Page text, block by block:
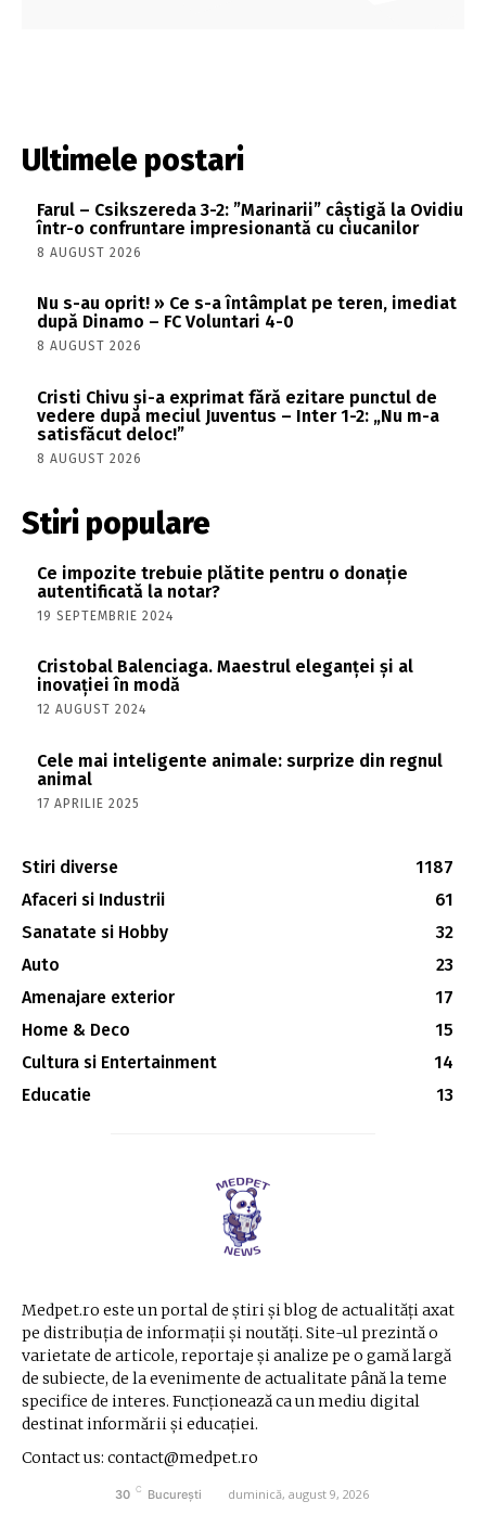
Ultimele postari
Farul – Csikszereda 3-2: ”Marinarii” câștigă la Ovidiu
într-o confruntare impresionantă cu ciucanilor
8 AUGUST 2026
Nu s-au oprit! » Ce s-a întâmplat pe teren, imediat
după Dinamo – FC Voluntari 4-0
8 AUGUST 2026
Cristi Chivu și-a exprimat fără ezitare punctul de
vedere după meciul Juventus – Inter 1-2: „Nu m-a
satisfăcut deloc!”
8 AUGUST 2026
Stiri populare
Ce impozite trebuie plătite pentru o donație
autentificată la notar?
19 SEPTEMBRIE 2024
Cristobal Balenciaga. Maestrul eleganței și al
inovației în modă
12 AUGUST 2024
Cele mai inteligente animale: surprize din regnul
animal
17 APRILIE 2025
Stiri diverse
1187
Afaceri si Industrii
61
Sanatate si Hobby
32
Auto
23
Amenajare exterior
17
Home & Deco
15
Cultura si Entertainment
14
Educatie
13
Medpet.ro este un portal de știri și blog de actualități axat
pe distribuția de informații și noutăți. Site-ul prezintă o
varietate de articole, reportaje și analize pe o gamă largă
de subiecte, de la evenimente de actualitate până la teme
specifice de interes. Funcționează ca un mediu digital
destinat informării și educației.
Contact us: contact@medpet.ro
30 C București duminică, august 9, 2026